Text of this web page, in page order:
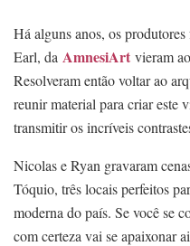
Há alguns anos, os
Earl, da AmnesiArt vieram
Resolveram então voltar ao
reunir material para criar este
transmitir os incríveis
Nicolas e Ryan gravaram
Tóquio, três locais perfeitos
moderna do país. Se você se
com certeza vai se apaixonar